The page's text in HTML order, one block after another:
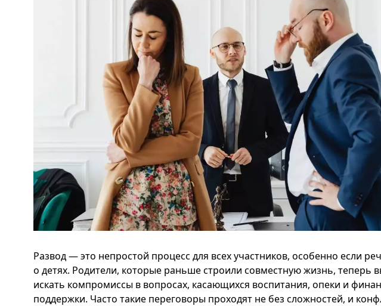
Развод — это непростой процесс для всех участников, особенно если
о детях. Родители, которые раньше строили совместную жизнь, теперь
искать компромиссы в вопросах, касающихся воспитания, опеки и
поддержки. Часто такие переговоры проходят не без сложностей, и